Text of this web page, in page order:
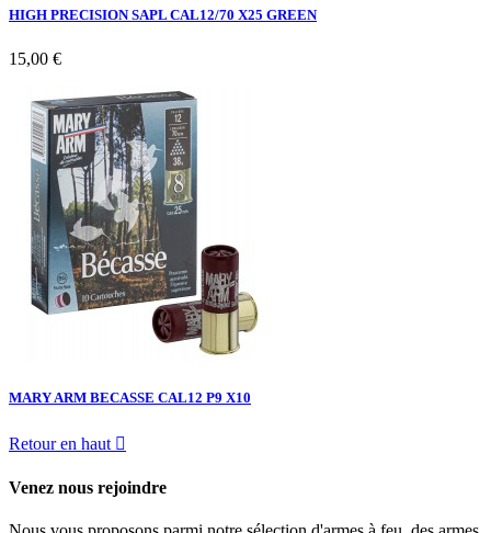
HIGH PRECISION SAPL CAL12/70 X25 GREEN
15,00 €
MARY ARM BECASSE CAL12 P9 X10
Retour en haut 
Venez nous rejoindre